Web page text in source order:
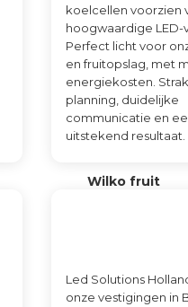
koelcellen voorzien
hoogwaardige LED-
Perfect licht voor
en fruitopslag, met
energiekosten.
planning, duidelijke
communicatie en
uitstekend resultaat.
Wilko fruit
Led Solutions
onze vestigingen in